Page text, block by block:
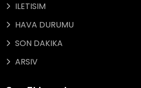
ILETISIM
HAVA DURUMU
SON DAKIKA
ARSIV